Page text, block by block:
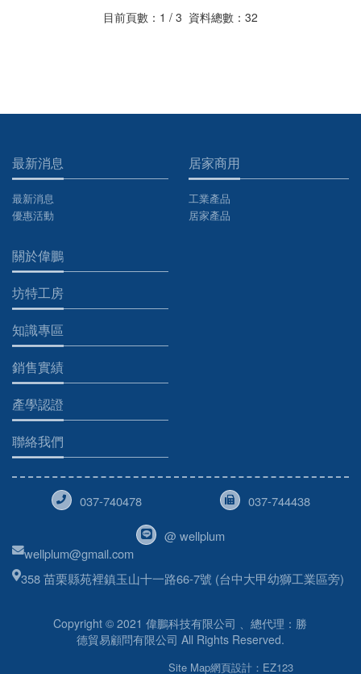
目前頁數：1 / 3 資料總數：32
最新消息
最新消息
優惠活動
居家商用
工業產品
居家產品
關於偉鵬
坊特工房
知識專區
銷售實績
產學認證
聯絡我們
037-740478 037-744438
@ wellplum
wellplum@gmail.com
358 苗栗縣苑裡鎮玉山十一路66-7號 (台中大甲幼獅工業區旁)
Copyright © 2021 偉鵬科技有限公司 、總代理：勝
德貿易顧問有限公司 All Rights Reserved.
Site Map網頁設計：EZ123